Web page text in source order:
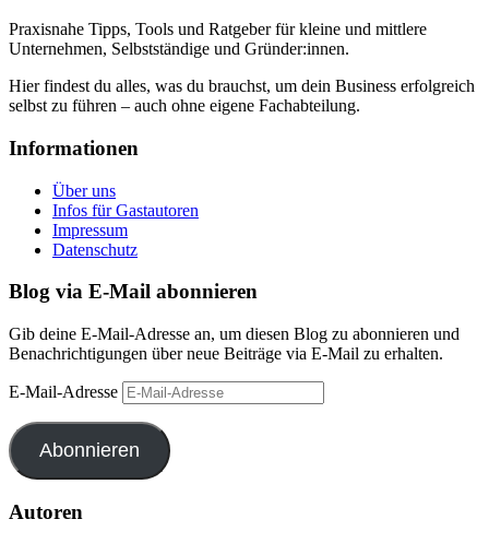
Praxisnahe Tipps, Tools und Ratgeber für kleine und mittlere
Unternehmen, Selbstständige und Gründer:innen.
Hier findest du alles, was du brauchst, um dein Business erfolgreich
selbst zu führen – auch ohne eigene Fachabteilung.
Informationen
Über uns
Infos für Gastautoren
Impressum
Datenschutz
Blog via E-Mail abonnieren
Gib deine E-Mail-Adresse an, um diesen Blog zu abonnieren und
Benachrichtigungen über neue Beiträge via E-Mail zu erhalten.
E-Mail-Adresse
Abonnieren
Autoren